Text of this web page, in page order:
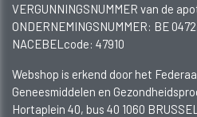
VERGUNNINGSNUMMER van de
ONDERNEMINGSNUMMER: BE
NACEBELcode: 47910
Webshop is erkend door het
Geneesmiddelen en
Hortaplein 40, bus 40 1060